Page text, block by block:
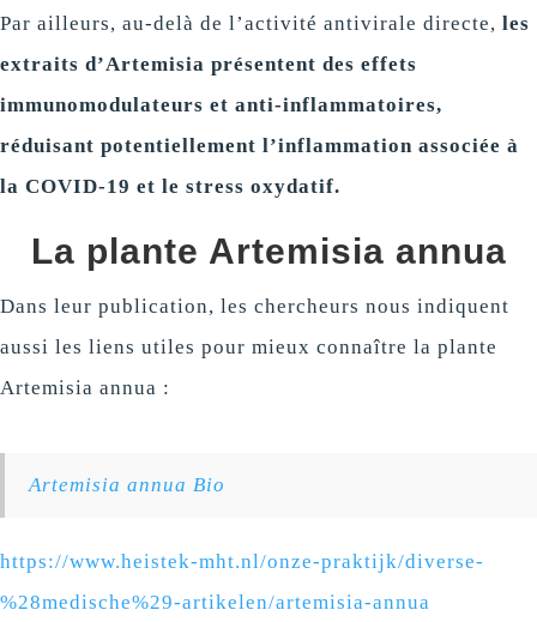
Par ailleurs, au-delà de l’activité antivirale directe, les
extraits d’Artemisia présentent des effets
immunomodulateurs et anti-inflammatoires,
réduisant potentiellement l’inflammation associée à
la COVID-19 et le stress oxydatif.
La plante Artemisia annua
Dans leur publication, les chercheurs nous indiquent
aussi les liens utiles pour mieux connaître la plante
Artemisia annua :
Artemisia annua Bio
https://www.heistek-mht.nl/onze-praktijk/diverse-
%28medische%29-artikelen/artemisia-annua